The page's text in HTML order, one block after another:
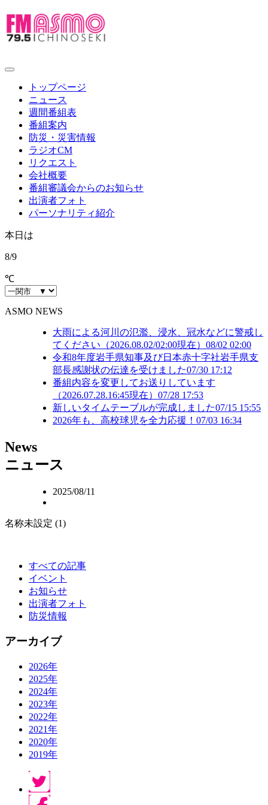
toggle
navigationトップページ
ニュース
週間番組表
番組案内
防災・災害情報
ラジオCM
リクエスト
会社概要
番組審議会からのお知らせ
出演者フォト
パーソナリティ紹介
本日は
8/9
℃
ASMO NEWS
大雨による河川の氾濫、浸水、冠水などに警戒し
てください（2026.08.02/02:00現在） 08/02 02:00
令和8年度岩手県知事及び日本赤十字社岩手県支
部長感謝状の伝達を受けました07/30 17:12
番組内容を変更してお送りしています
（2026.07.28.16:45現在） 07/28 17:53
新しいタイムテーブルが完成しました07/15 15:55
2026年も、高校球児を全力応援！ 07/03 16:34
News
ニュース
2025/08/11
名称未設定 (1)
すべての記事
イベント
お知らせ
出演者フォト
防災情報
アーカイブ
2026年
2025年
2024年
2023年
2022年
2021年
2020年
2019年